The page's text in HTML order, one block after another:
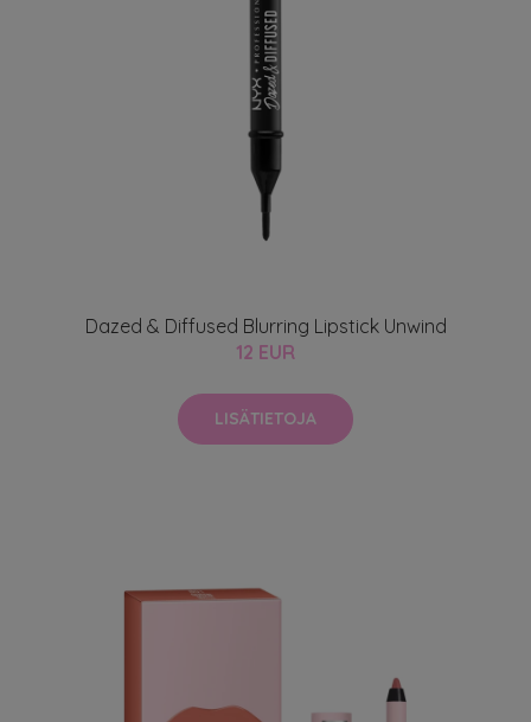
Dazed & Diffused Blurring Lipstick Unwind
12 EUR
LISÄTIETOJA